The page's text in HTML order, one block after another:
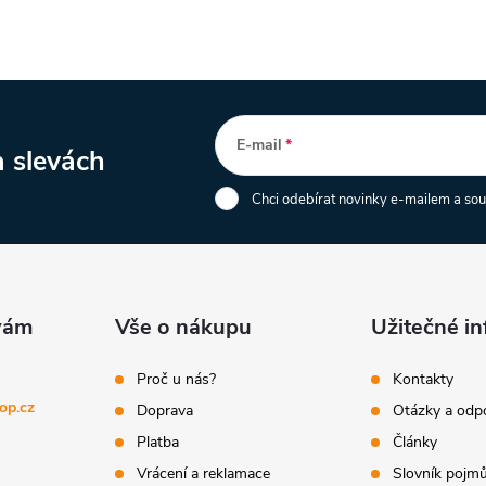
slevách E-mail
Chci odebírat novinky e-mailem a
Vše o nákupu
Proč u nás?
Doprava
Platba
Vrácení a reklamace
Užitečné
Kontakty
Otázky a
Články
Slovník